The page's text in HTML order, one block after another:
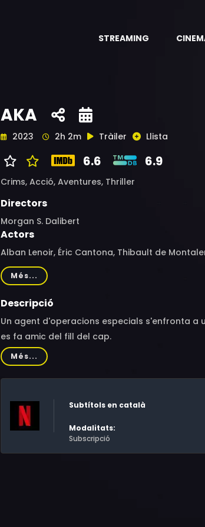
STREAMING
AKA
2023 2h 2m Tràiler Llista
6.6 6.9
Crims, Acció, Aventures, Thriller
Directors
Morgan S. Dalibert
Actors
Alban Lenoir, Éric Cantona, Thibault de
Layne, Philippe Résimont, Nathalie Odzierejko,
Noé Chabbat, Jamel Elgharbi, Soufiane
Belkhadra, Sofiane Semachi, Françoise Lenoir,
Aude Lepape, Hugues Dago, Axelle Bossard,
Més...
Descripció
Un agent d'operacions especials s'enfronta a
es fa amic del fill del cap.
Més...
Subtítols en català
Modalitats:
Subscripció